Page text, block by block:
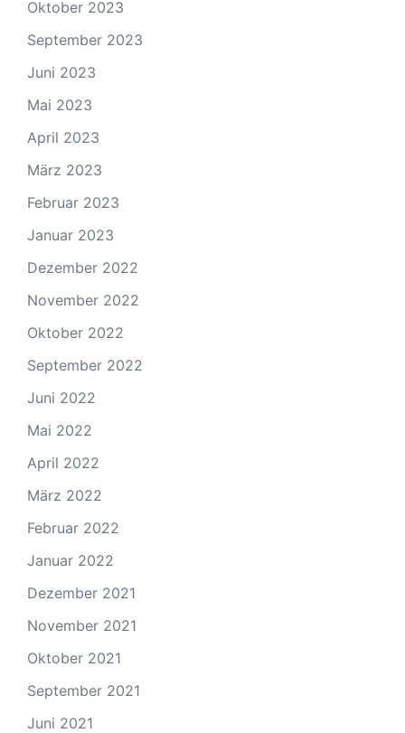
Oktober 2023
September 2023
Juni 2023
Mai 2023
April 2023
März 2023
Februar 2023
Januar 2023
Dezember 2022
November 2022
Oktober 2022
September 2022
Juni 2022
Mai 2022
April 2022
März 2022
Februar 2022
Januar 2022
Dezember 2021
November 2021
Oktober 2021
September 2021
Juni 2021